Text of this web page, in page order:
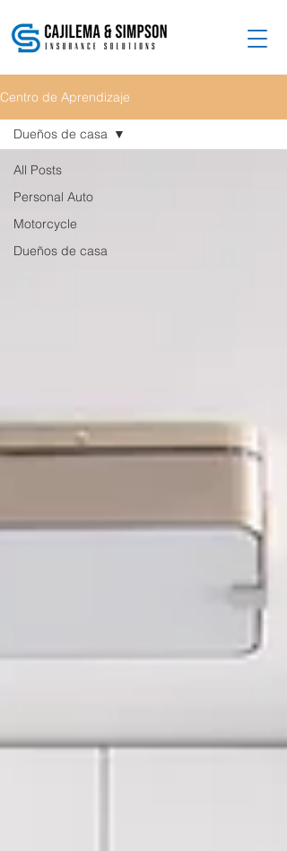
Centro de Aprendizaje
All Posts
Personal Auto
Motorcycle
Dueños de casa
Dueños de casa